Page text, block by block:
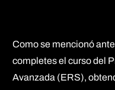
Como se mencionó
completes el curso del
Avanzada (ERS),